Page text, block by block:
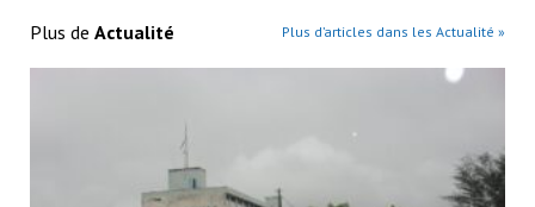
Plus de Actualité Plus d’articles dans les Actualité »